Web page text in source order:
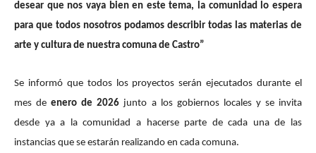
desear que nos vaya bien en este tema, la comunidad lo espera
para que todos nosotros podamos describir todas las materias de
arte y cultura de nuestra comuna de Castro”
Se informó que todos los proyectos serán ejecutados durante el
mes deenero de 2026 junto a los gobiernos locales y se invita
desde ya a la comunidad a hacerse parte de cada una de las
instancias que se estarán realizando en cada comuna.